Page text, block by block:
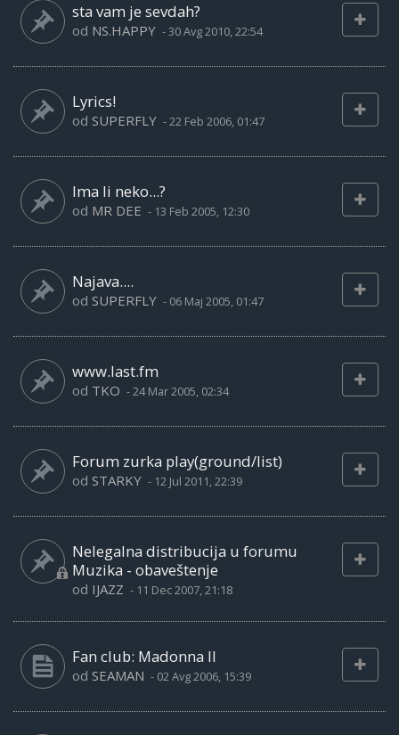
sta vam je sevdah?
od NS.HAPPY -30 Avg 2010, 22:54
Lyrics!
od SUPERFLY -22 Feb 2006, 01:47
Ima li neko...?
od MR DEE - 13 Feb 2005, 12:30
Najava....
od SUPERFLY - 06 Maj 2005, 01:47
www.last.fm
od TKO -24 Mar 2005, 02:34
Forum zurka play(ground/list)
od STARKY - 12 Jul 2011, 22:39
Nelegalna distribucija u forumu
Muzika - obaveštenje
od IJAZZ - 11 Dec 2007, 21:18
Fan club: Madonna II
od SEAMAN - 02 Avg 2006, 15:39